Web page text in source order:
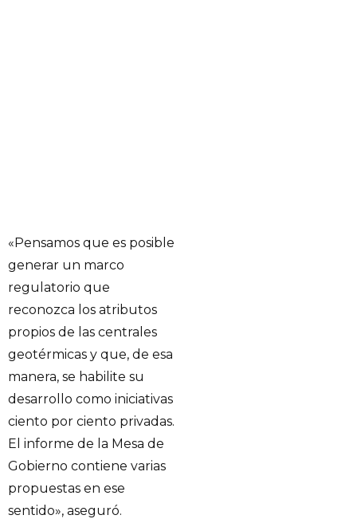
«Pensamos que es posible
generar un marco
regulatorio que
reconozca los atributos
propios de las centrales
geotérmicas y que, de esa
manera, se habilite su
desarrollo como iniciativas
ciento por ciento privadas.
El informe de la Mesa de
Gobierno contiene varias
propuestas en ese
sentido», aseguró.